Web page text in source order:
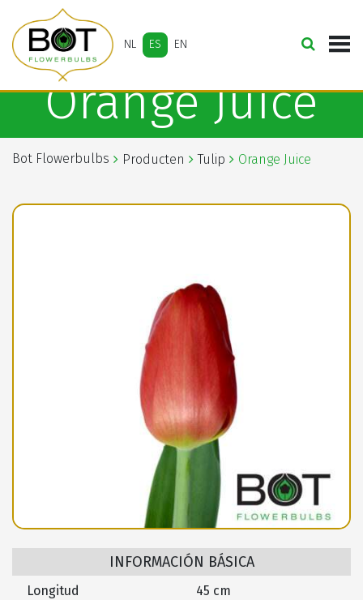
NL ES EN
Orange Juice
Bot Flowerbulbs Producten Tulip Orange Juice
INFORMACIÓN BÁSICA
Longitud
45 cm